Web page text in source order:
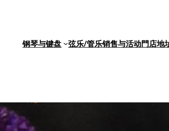
钢琴与键盘 弦乐/管乐销售与活动門店地